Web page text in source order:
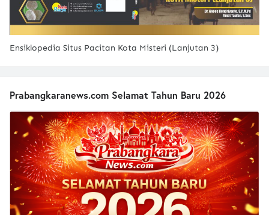
Ensiklopedia Situs Pacitan Kota Misteri (Lanjutan 3)
Prabangkaranews.com Selamat Tahun Baru 2026